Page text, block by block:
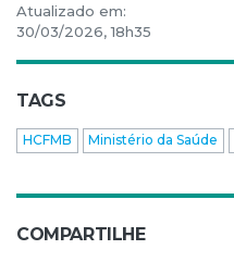
Atualizado em:
30/03/2026, 18h35
TAGS
HCFMB Ministério da Saúde
COMPARTILHE